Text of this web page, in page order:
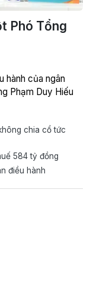
Phó Tổng
hành của ngân
Phạm Duy Hiếu
chia cổ tức
584 tỷ đồng
điều hành